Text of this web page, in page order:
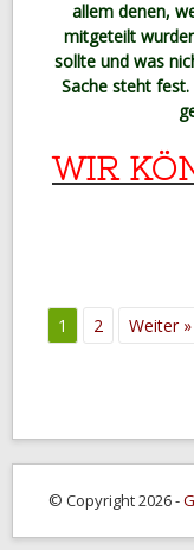
allem denen,
mitgeteilt
sollte und was
Sache steht
WIR
1 2 Weiter »
© Copyright 2026 -